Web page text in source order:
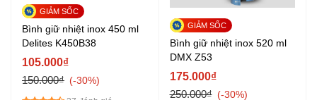
Bình giữ nhiệt inox 450 ml
Delites K450B38
105.000₫
150.000₫
-30%
Bình giữ nhiệt inox 520 ml
DMX Z53
175.000₫
250.000₫
-30%